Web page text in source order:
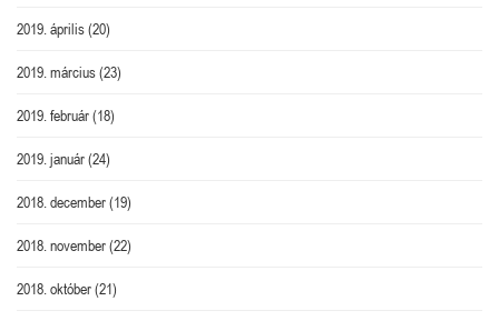
2019. április(20)
2019. március(23)
2019. február(18)
2019. január(24)
2018. december(19)
2018. november(22)
2018. október(21)